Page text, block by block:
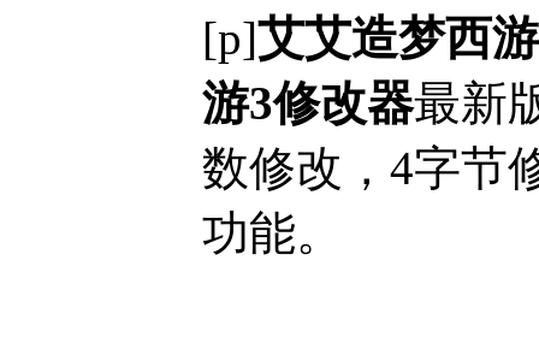
[p]艾艾造梦西
游3修改器最新
数修改，4字节
功能。